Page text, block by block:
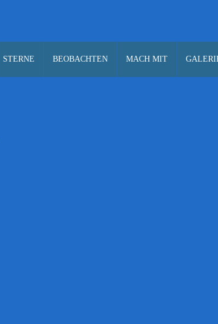
STERNE BEOBACHTEN MACH MIT